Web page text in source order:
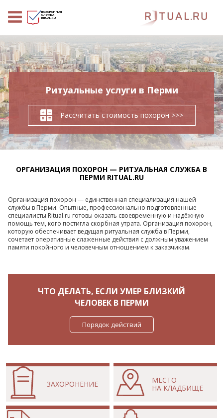
ПОХОРОННАЯ
СЛУЖБА
RITUAL.RU
Ритуальные услуги в Перми
Рассчитать стоимость похорон >>>
ОРГАНИЗАЦИЯ ПОХОРОН — РИТУАЛЬНАЯ СЛУЖБА В
ПЕРМИ RITUAL.RU
Организация похорон — единственная специализация нашей
службы в Перми. Опытные, профессионально подготовленные
специалисты Ritual.ru готовы оказать своевременную и надёжную
помощь тем, кого постигла скорбная утрата. Организация похорон,
которую обеспечивает ведущая ритуальная служба в Перми,
сочетает оперативные слаженные действия с должным уважением
памяти покойного и человечным отношением к заказчикам.
ЧТО ДЕЛАТЬ, ЕСЛИ УМЕР БЛИЗКИЙ
ЧЕЛОВЕК В ПЕРМИ
Порядок действий
ЗАХОРОНЕНИЕ
МЕСТО
НА КЛАДБИЩЕ